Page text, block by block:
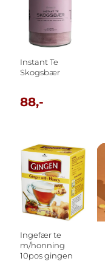
Instant Te
Skogsbær
88,-
Ingefær te
m/honning
10pos gingen